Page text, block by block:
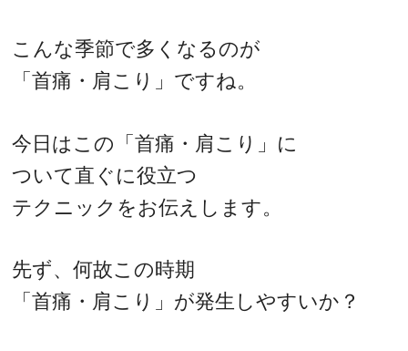
こんな季節で多くなるのが
「首痛・肩こり」ですね。
今日はこの「首痛・肩こり」に
ついて直ぐに役立つ
テクニックをお伝えします。
先ず、何故この時期
「首痛・肩こり」が発生しやすいか？